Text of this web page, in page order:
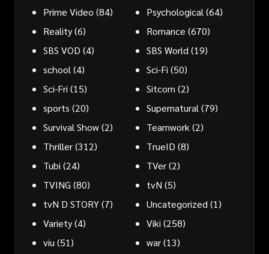
Prime Video (84) Psychological (64)
Reality(6) Romance (670)
SBS VOD (4) SBS World (19)
school (4) Sci-Fi (50)
Sci-Fri (15) Sitcom (2)
sports (20) Supernatural (79)
Survival Show(2) Teamwork (2)
Thriller(312) TrueID (8)
Tubi (24) TVer(2)
TVING (80) tvN (5)
tvN D STORY(7) Uncategorized (1)
Variety(4) Viki (258)
viu (51) war(13)